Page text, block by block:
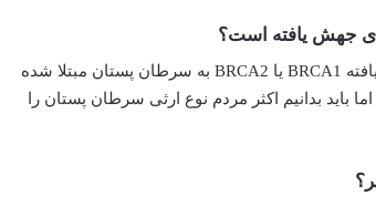
جهش یافته است؟
شانس وراثت سرطان پستان زیاد نیست.در واقع بسیاری از افراد بدون داشتن شکل جهش یافته BRCA1 یا BRCA2 به سرطان پستان مبتلا شده
بدانیم اکثر مردم نوع ارثی سرطان پستان را